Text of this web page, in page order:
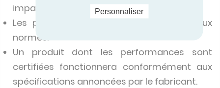
impartial, indépendant et compétent.
Les produits certifiés sont conformes aux
normes.
Un produit dont les performances sont
certifiées fonctionnera conformément aux
spécifications annoncées par le fabricant.
Personnaliser